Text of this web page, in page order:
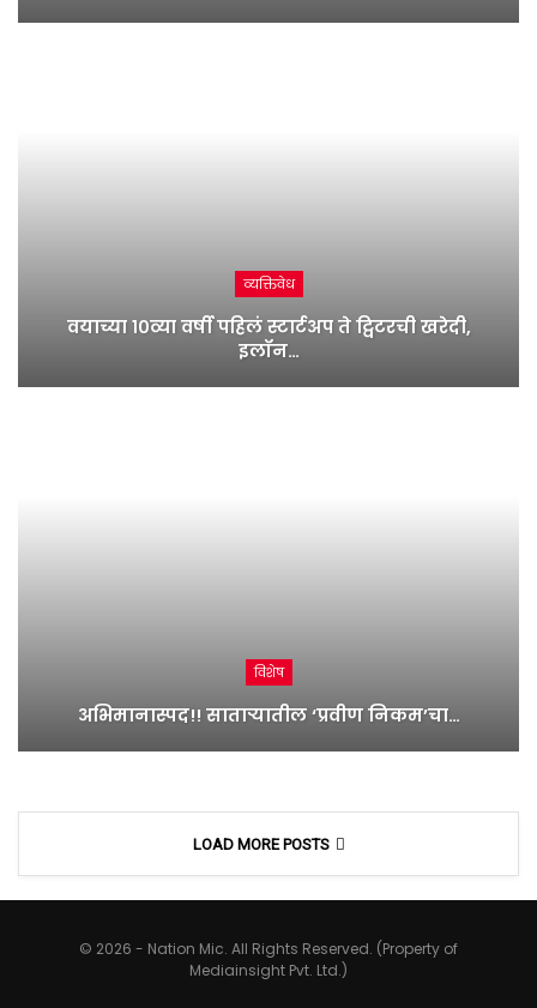
व्यक्तिवेध
वयाच्या १०व्या वर्षी पहिलं स्टार्टअप ते ट्विटरची खरेदी,
इलॉन…
विशेष
अभिमानास्पद!! साताऱ्यातील ‘प्रवीण निकम’चा…
LOAD MORE POSTS
© 2026 - Nation Mic. All Rights Reserved. (Property of
Mediainsight Pvt. Ltd.)